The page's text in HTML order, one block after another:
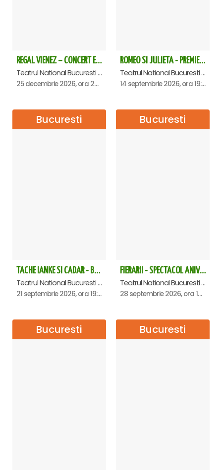
REGAL VIENEZ – CONCERT EXTRAORDINAR DE CRACIUN - Bucuresti
Teatrul National Bucuresti - Sala Ion Caramitru, Bucuresti
25 decembrie 2026, ora 20:00
ROMEO SI JULIETA - PREMIERA OFICIALA - Bucuresti
Teatrul National Bucuresti - Sala Ion Caramitru, Bucuresti
14 septembrie 2026, ora 19:00
Bucuresti
TACHE IANKE SI CADAR - Bucuresti
Teatrul National Bucuresti - Sala Ion Caramitru, Bucuresti
21 septembrie 2026, ora 19:00
Bucuresti
FIERARII - SPECTACOL ANIVERSAR GEORGE MIHĂIȚĂ
Teatrul National Bucuresti - Sala Ion Caramitru, Bucuresti
28 septembrie 2026, ora 19:00
Bucuresti Bucuresti